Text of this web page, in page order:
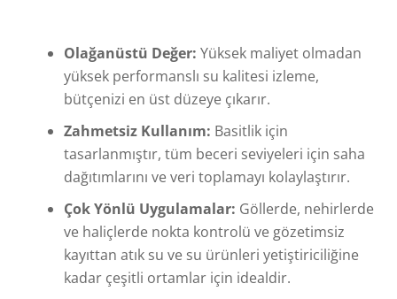
Olağanüstü Değer: Yüksek maliyet olmadan
yüksek performanslı su kalitesi izleme,
bütçenizi en üst düzeye çıkarır.
Zahmetsiz Kullanım: Basitlik için
tasarlanmıştır, tüm beceri seviyeleri için saha
dağıtımlarını ve veri toplamayı kolaylaştırır.
Çok Yönlü Uygulamalar: Göllerde, nehirlerde
ve haliçlerde nokta kontrolü ve gözetimsiz
kayıttan atık su ve su ürünleri yetiştiriciliğine
kadar çeşitli ortamlar için idealdir.